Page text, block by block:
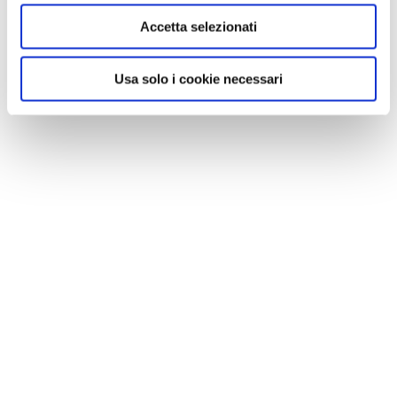
Accetta selezionati
Usa solo i cookie necessari